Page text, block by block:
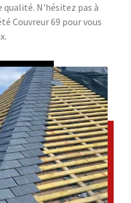
qualité. N'hésitez pas à
Couvreur 69 pour vous